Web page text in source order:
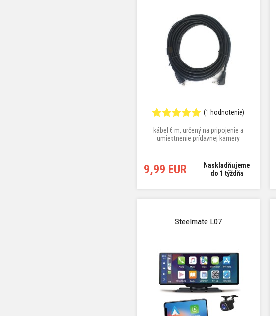
(1 hodnotenie)
kábel 6 m, určený na pripojenie a
umiestnenie prídavnej kamery
9,99 EUR
Naskladňujeme
do 1 týždňa
Steelmate L07